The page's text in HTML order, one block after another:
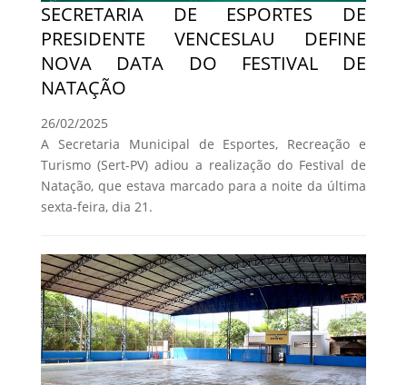
SECRETARIA DE ESPORTES DE
PRESIDENTE VENCESLAU DEFINE
NOVA DATA DO FESTIVAL DE
NATAÇÃO
26/02/2025
A Secretaria Municipal de Esportes, Recreação e
Turismo (Sert-PV) adiou a realização do Festival de
Natação, que estava marcado para a noite da última
sexta-feira, dia 21.